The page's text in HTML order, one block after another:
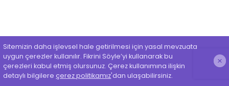
Sitemizin daha işlevsel hale getirilmesi için yasal mevzuata
uygun çerezler kullanılır. Fikrini Söyle’yi kullanarak bu
çerezleri kabul etmiş olursunuz. Çerez kullanımına ilişkin
detaylı bilgilere çerez politikamız'dan ulaşabilirsiniz.